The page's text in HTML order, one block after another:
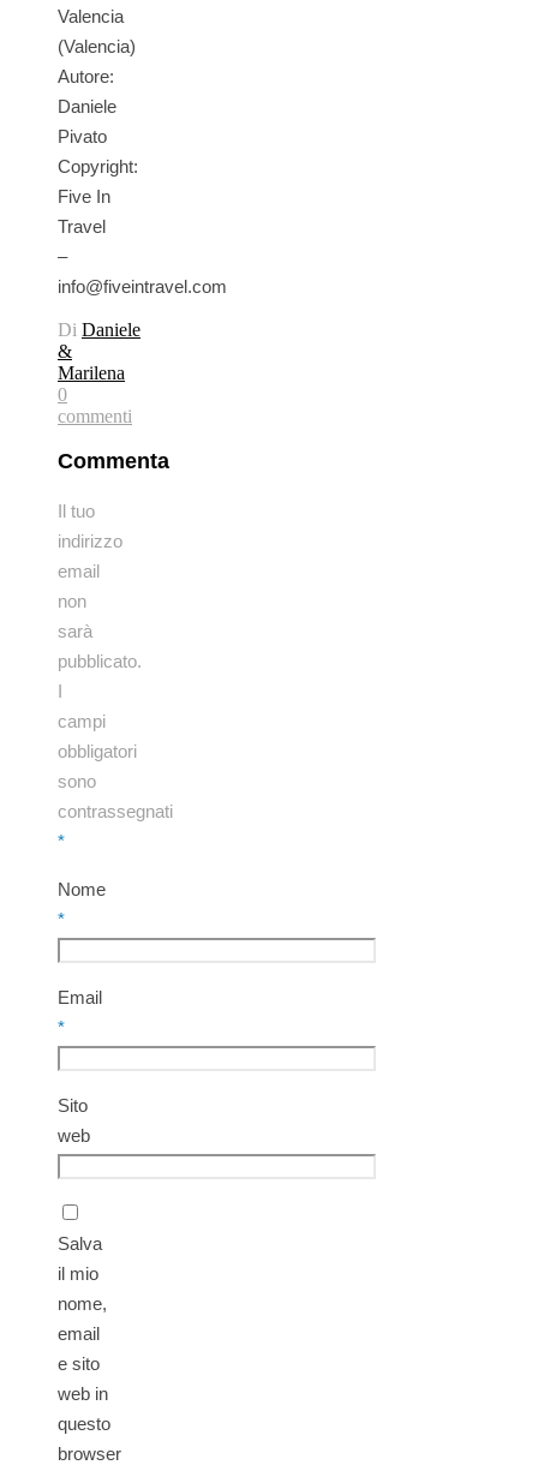
Valencia
(Valencia)
Autore:
Daniele
Pivato
Copyright:
Five In
Travel
–
info@fiveintravel.com
Di Daniele
&
Marilena
0
commenti
Commenta
Il tuo
indirizzo
email
non
sarà
pubblicato.
I
campi
obbligatori
sono
contrassegnati
*
Nome
*
Email
*
Sito
web
Salva
il mio
nome,
email
e sito
web in
questo
browser